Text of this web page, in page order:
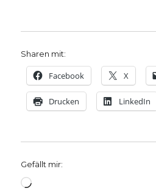
Sharen mit:
Facebook X
Drucken LinkedIn
Gefällt mir:
Wird